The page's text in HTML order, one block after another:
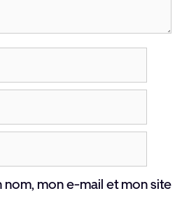
nom, mon e-mail et mon site